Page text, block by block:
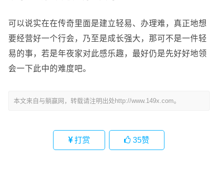
可以说实在在传奇里面是建立轻易、办理难，真正地想
要经营好一个行会，乃至是成长强大，那可不是一件轻
易的事，若是年夜家对此感乐趣，最好仍是先好好地领
会一下此中的难度吧。
本文来自与躺赢网，转载请注明出处http://www.149x.com。
打赏 35赞